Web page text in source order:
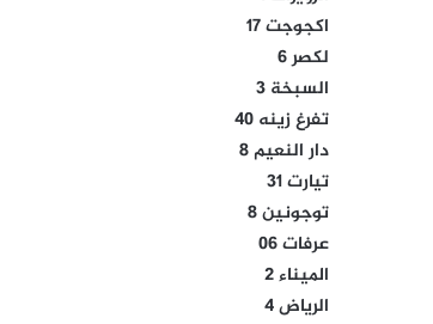
اكجوجت 17
لكصر 6
السبخة 3
تفرغ زينه 40
دار النعيم 8
تيارت 31
توجونين 8
عرفات 06
الميناء 2
الرياض 4